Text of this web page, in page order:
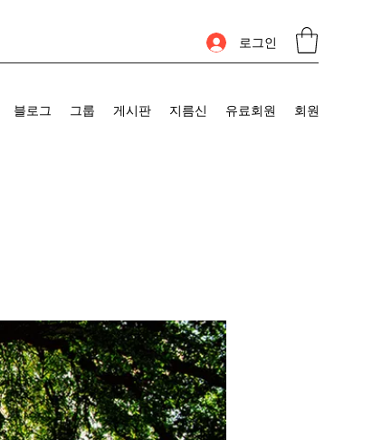
로그인
블로그 그룹 게시판 지름신 유료회원 회원